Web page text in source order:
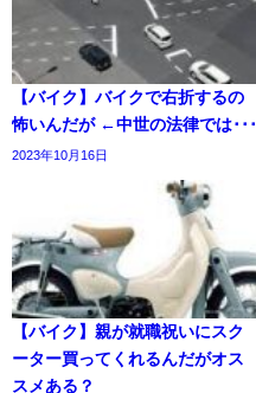
【バイク】バイクで右折するの
怖いんだが ←中世の法律では･･･
2023年10月16日
【バイク】親が就職祝いにスク
ーター買ってくれるんだがオス
スメある？